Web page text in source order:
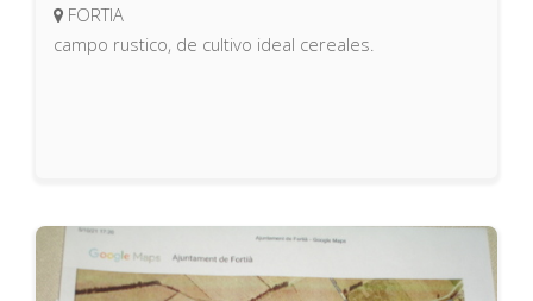
FORTIA
campo rustico, de cultivo ideal cereales.